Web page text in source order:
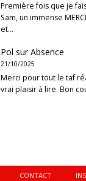
Première fois que je
Sam, un immense
et…
Pol surAbsence
21/10/2025
Merci pour tout le taf
vrai plaisir à lire. Bon
CONTACT